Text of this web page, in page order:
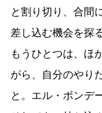
と割り切り、合間
差し込む機会を探
もうひとつは、ほ
がら、自分のやり
と。エル・ボンデ